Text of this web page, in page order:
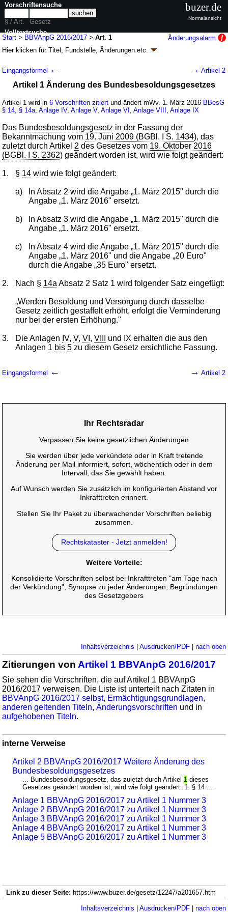
Start > BBVAnpG 2016/2017 >Art. 1
Änderungsalarm
Hier klicken fürTitel, Fundstelle, Änderungen etc.
versorgungsanpassungsgesetz 2016/2017
(BBVAnpG 2016/2017)
G. v. 21.11.2016BGBl. I S. 2570(Nr. 55); Geltung ab 01.03.2016,
abweichend sieheArtikel 15
wird in 9 Vorschriften zitiert
Eingangsformel ← → Artikel 2
Artikel 1 Änderung des Bundesbesoldungsgesetzes
Artikel 1 wird in6 Vorschriften zitiert und ändert mWv. 1. März 2016 BBesG
§ 14 § 14a ,Anlage IV,Anlage V,Anlage VI ,Anlage VIII ,Anlage IX
Das Bundesbesoldungsgesetz in der Fassung der
Bekanntmachung vom 19. Juni 2009 (BGBl. I S. 1434), das
zuletzt durch Artikel 2 des Gesetzes vom 19. Oktober 2016
(BGBl. I S. 2362) geändert worden ist, wird wie folgt geändert:
1. § 14 wird wie folgt geändert:
a)
In Absatz 2 wird die Angabe „1. März 2015" durch die
Angabe „1. März 2016" ersetzt.
b)
In Absatz 3 wird die Angabe „1. März 2015" durch die
Angabe „1. März 2016" ersetzt.
c)
In Absatz 4 wird die Angabe „1. März 2015" durch die
Angabe „1. März 2016" und die Angabe „20 Euro"
durch die Angabe „35 Euro" ersetzt.
2. Nach § 14a Absatz 2 Satz 1 wird folgender Satz eingefügt:
„Werden Besoldung und Versorgung durch dasselbe
Gesetz zeitlich gestaffelt erhöht, erfolgt die Verminderung
nur bei der ersten Erhöhung."
3. Die Anlagen IV,V,VI ,VIII und IX erhalten die aus den
Anlagen 1 bis 5 zu diesem Gesetz ersichtliche Fassung.
Eingangsformel ← → Artikel 2
Ihr Rechtsradar
Verpassen Sie keine gesetzlichen Änderungen
Sie werden über jede verkündete oder in Kraft tretende
Änderung per Mail informiert, sofort, wöchentlich oder in dem
Intervall, das Sie gewählt haben.
Auf Wunsch werden Sie zusätzlich im konfigurierten Abstand vor
Inkrafttreten erinnert.
Stellen Sie Ihr Paket zu überwachender Vorschriften beliebig
zusammen.
Rechtskataster - Jetzt anmelden!
Weitere Vorteile:
Konsolidierte Vorschriften selbst bei Inkrafttreten "am Tage nach
der Verkündung", Synopse zu jeder Änderungen, Begründungen
des Gesetzgebers
Inhaltsverzeichnis Ausdrucken/PDF| nach oben
Zitierungen von Artikel 1 BBVAnpG 2016/2017
Sie sehen die Vorschriften, die auf Artikel 1 BBVAnpG
2016/2017 verweisen. Die Liste ist unterteilt nach Zitaten in
BBVAnpG 2016/2017 selbst, Ermächtigungsgrundlagen,
anderen geltenden Titeln,Änderungsvorschriften und in
aufgehobenen Titeln.
interne Verweise
Artikel 2 BBVAnpG 2016/2017 Weitere Änderung des
Bundesbesoldungsgesetzes
... Bundesbesoldungsgesetz, das zuletzt durch Artikel 1 dieses
Gesetzes geändert worden ist, wird wie folgt geändert: 1. § 14 ...
Anlage 1 BBVAnpG 2016/2017 zu Artikel 1 Nummer 3
Anlage 2 BBVAnpG 2016/2017 zu Artikel 1 Nummer 3
Anlage 3 BBVAnpG 2016/2017 zu Artikel 1 Nummer 3
Anlage 4 BBVAnpG 2016/2017 zu Artikel 1 Nummer 3
Anlage 5 BBVAnpG 2016/2017 zu Artikel 1 Nummer 3
Vorschriftensuche
§ / Art.
Gesetz
Volltextsuche
nur in BBVAnpG 2016/2017
buzer.de
Normalansicht
Link zu dieser Seite: https://www.buzer.de/gesetz/12247/a201657.htm
Inhaltsverzeichnis Ausdrucken/PDF| nach oben